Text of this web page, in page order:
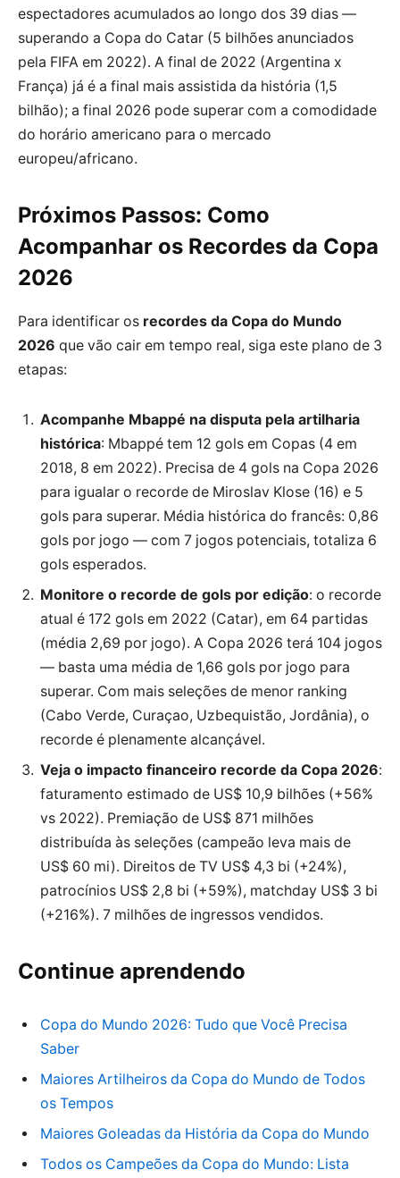
espectadores acumulados ao longo dos 39 dias —
superando a Copa do Catar (5 bilhões anunciados
pela FIFA em 2022). A final de 2022 (Argentina x
França) já é a final mais assistida da história (1,5
bilhão); a final 2026 pode superar com a comodidade
do horário americano para o mercado
europeu/africano.
Próximos Passos: Como
Acompanhar os Recordes da Copa
2026
Para identificar os recordes da Copa do Mundo
2026 que vão cair em tempo real, siga este plano de 3
etapas:
Acompanhe Mbappé na disputa pela artilharia
histórica: Mbappé tem 12 gols em Copas (4 em
2018, 8 em 2022). Precisa de 4 gols na Copa 2026
para igualar o recorde de Miroslav Klose (16) e 5
gols para superar. Média histórica do francês: 0,86
gols por jogo — com 7 jogos potenciais, totaliza 6
gols esperados.
Monitore o recorde de gols por edição: o recorde
atual é 172 gols em 2022 (Catar), em 64 partidas
(média 2,69 por jogo). A Copa 2026 terá 104 jogos
— basta uma média de 1,66 gols por jogo para
superar. Com mais seleções de menor ranking
(Cabo Verde, Curaçao, Uzbequistão, Jordânia), o
recorde é plenamente alcançável.
Veja o impacto financeiro recorde da Copa 2026:
faturamento estimado de US$ 10,9 bilhões (+56%
vs 2022). Premiação de US$ 871 milhões
distribuída às seleções (campeão leva mais de
US$ 60 mi). Direitos de TV US$ 4,3 bi (+24%),
patrocínios US$ 2,8 bi (+59%), matchday US$ 3 bi
(+216%). 7 milhões de ingressos vendidos.
Continue aprendendo
Copa do Mundo 2026: Tudo que Você Precisa
Saber
Maiores Artilheiros da Copa do Mundo de Todos
os Tempos
Maiores Goleadas da História da Copa do Mundo
Todos os Campeões da Copa do Mundo: Lista